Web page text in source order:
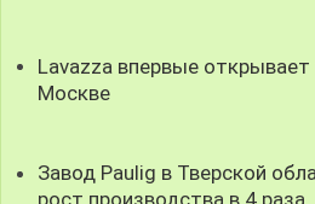
Lavazza впервые открывает
Москве
Завод Paulig в Тверской
рост производства в 4 раза